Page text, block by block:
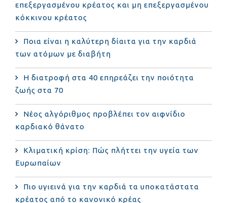
επεξεργασμένου κρέατος και μη επεξεργασμένου
κόκκινου κρέατος
Ποια είναι η καλύτερη δίαιτα για την καρδιά
των ατόμων με διαβήτη
Η διατροφή στα 40 επηρεάζει την ποιότητα
ζωής στα 70
Νέος αλγόριθμος προβλέπει τον αιφνίδιο
καρδιακό θάνατο
Κλιματική κρίση: Πώς πλήττει την υγεία των
Ευρωπαίων
Πιο υγιεινά για την καρδιά τα υποκατάστατα
κρέατος από το κανονικό κρέας